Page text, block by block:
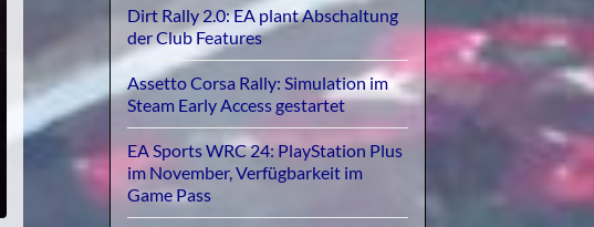
Dirt Rally 2.0: EA plant Abschaltung
der Club Features
Assetto Corsa Rally: Simulation im
Steam Early Access gestartet
EA Sports WRC 24: PlayStation Plus
im November, Verfügbarkeit im
Game Pass